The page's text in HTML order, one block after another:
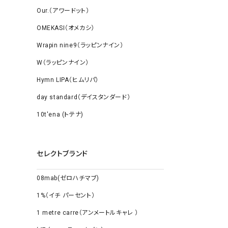
Our.（アワードット）
OMEKASI（オメカシ）
Wrapin nine9（ラッピンナイン）
W（ラッピンナイン）
Hymn LIPA（ヒムリパ）
day standard（デイスタンダード）
10t'ena (トテナ)
セレクトブランド
08mab(ゼロハチマブ)
1%（イチ パーセント）
1 metre carre（アンメートルキャレ ）